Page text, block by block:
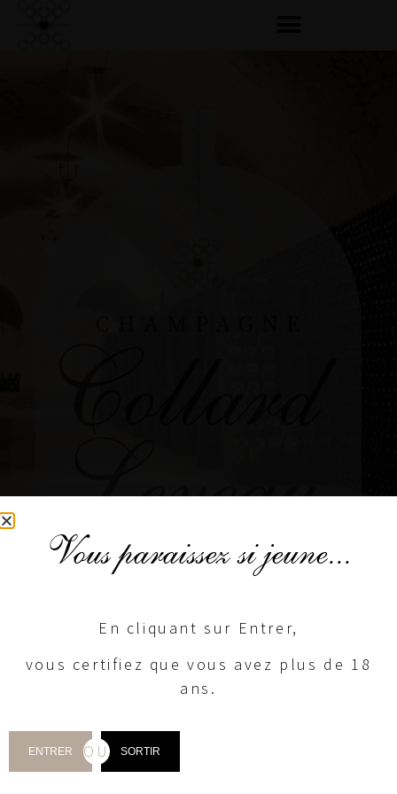
MERCI
Pour Votre Commande
Vous paraissez si jeune...
En cliquant sur Entrer,
vous certifiez que vous avez plus de 18
ans.
ENTRER OU SORTIR